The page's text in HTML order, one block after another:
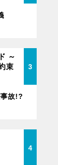
～
束
3
故!?
4